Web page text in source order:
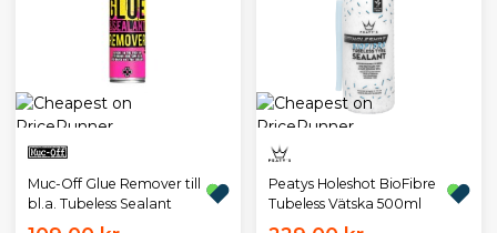
Muc-Off Glue Remover till
bl.a. Tubeless Sealant
Peatys Holeshot BioFibre
Tubeless Vätska 500ml